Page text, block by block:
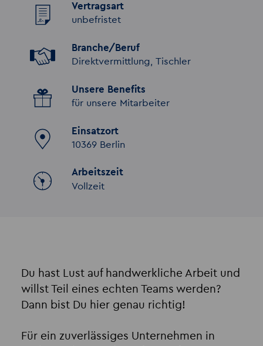
Vertragsart
unbefristet
Branche/Beruf
Direktvermittlung, Tischler
Unsere Benefits
für unsere Mitarbeiter
Einsatzort
10369 Berlin
Arbeitszeit
Vollzeit
Du hast Lust auf handwerkliche Arbeit und
willst Teil eines echten Teams werden?
Dann bist Du hier genau richtig!
Für ein zuverlässiges Unternehmen in